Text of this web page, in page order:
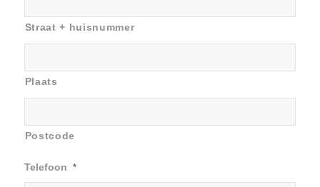
Straat + huisnummer
Plaats
Postcode
Telefoon *